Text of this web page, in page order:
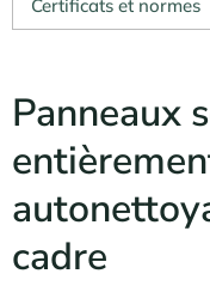
Certificats et normes
Panneaux
cadre